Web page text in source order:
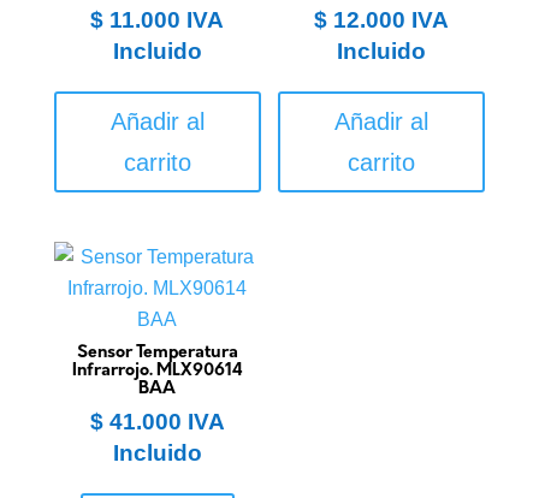
$ 11.000 IVA
Incluido
Añadir al
carrito
$ 12.000 IVA
Incluido
Añadir al
carrito
Sensor Temperatura
Infrarrojo. MLX90614
BAA
$41.000 IVA
Incluido